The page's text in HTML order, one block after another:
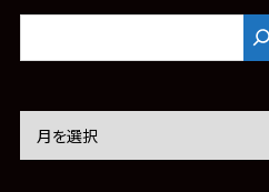
カ